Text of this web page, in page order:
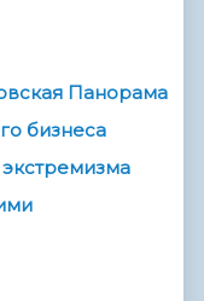
Панорама
бизнеса